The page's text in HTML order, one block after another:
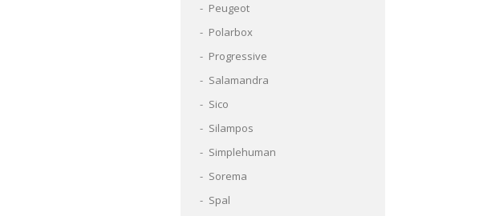
Peugeot
Polarbox
Progressive
Salamandra
Sico
Silampos
Simplehuman
Sorema
Spal